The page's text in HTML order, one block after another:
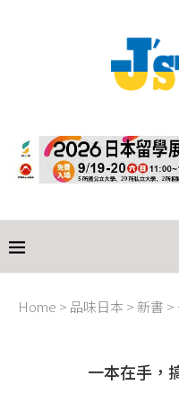
Home > 品味日本 > 新書 >
一本在手，